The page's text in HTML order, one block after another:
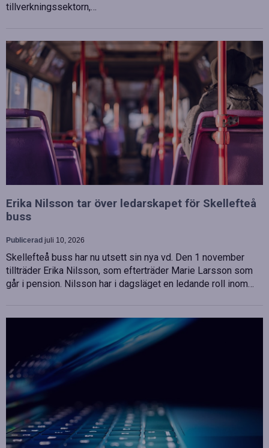
tillverkningssektorn,…
Erika Nilsson tar över ledarskapet för Skellefteå
buss
Publicerad juli 10, 2026
Skellefteå buss har nu utsett sin nya vd. Den 1 november
tillträder Erika Nilsson, som efterträder Marie Larsson som
går i pension. Nilsson har i dagsläget en ledande roll inom…